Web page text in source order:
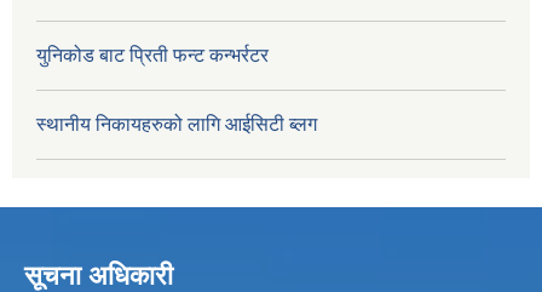
युनिकोड बाट प्रिती फन्ट कन्भर्रटर
स्थानीय निकायहरुको लागि आईसिटी ब्लग
सूचना अधिकारी